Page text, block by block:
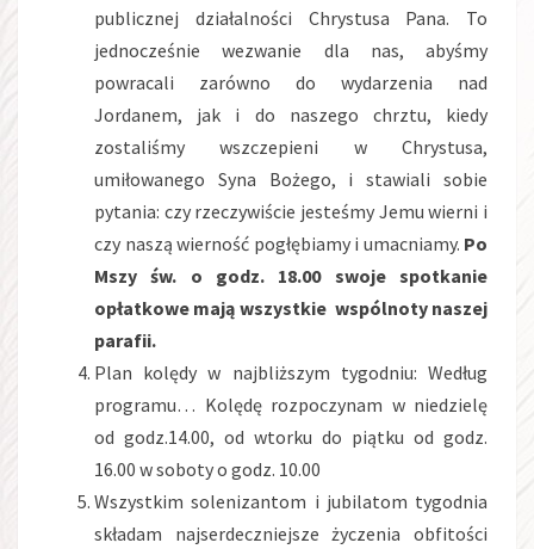
publicznej działalności Chrystusa Pana. To
jednocześnie wezwanie dla nas, abyśmy
powracali zarówno do wydarzenia nad
Jordanem, jak i do naszego chrztu, kiedy
zostaliśmy wszczepieni w Chrystusa,
umiłowanego Syna Bożego, i stawiali sobie
pytania: czy rzeczywiście jesteśmy Jemu wierni i
czy naszą wierność pogłębiamy i umacniamy. Po
Mszy św. o godz. 18.00 swoje spotkanie
opłatkowe mają wszystkie wspólnoty naszej
parafii.
Plan kolędy w najbliższym tygodniu: Według
programu… Kolędę rozpoczynam w niedzielę
od godz.14.00, od wtorku do piątku od godz.
16.00 w soboty o godz. 10.00
Wszystkim solenizantom i jubilatom tygodnia
składam najserdeczniejsze życzenia obfitości